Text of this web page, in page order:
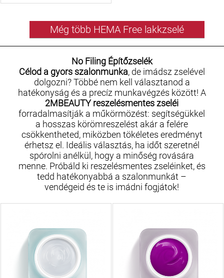
Még több HEMA Free lakkzselé
No Filing Építőzselék
Célod a gyors szalonmunka, de imádsz zselével
dolgozni? Többé nem kell választanod a
hatékonyság és a precíz munkavégzés között! A
2MBEAUTY reszelésmentes zseléi
forradalmasítják a műkörmözést: segítségükkel
a hosszas körömreszelést akár a felére
csökkentheted, miközben tökéletes eredményt
érhetsz el. Ideális választás, ha időt szeretnél
spórolni anélkül, hogy a minőség rovására
menne. Próbáld ki reszelésmentes zseléinket, és
tedd hatékonyabbá a szalonmunkát –
vendégeid és te is imádni fogjátok!